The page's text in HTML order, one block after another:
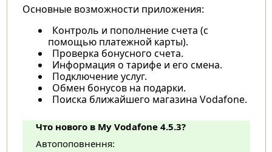
Основные возможности приложения:
Контроль и пополнение счета (с
помощью платежной карты).
Проверка бонусного счета.
Информация о тарифе и его смена.
Подключение услуг.
Обмен бонусов на подарки.
Поиска ближайшего магазина Vodafone.
Что нового в My Vodafone 4.5.3?
Автопоповнення: